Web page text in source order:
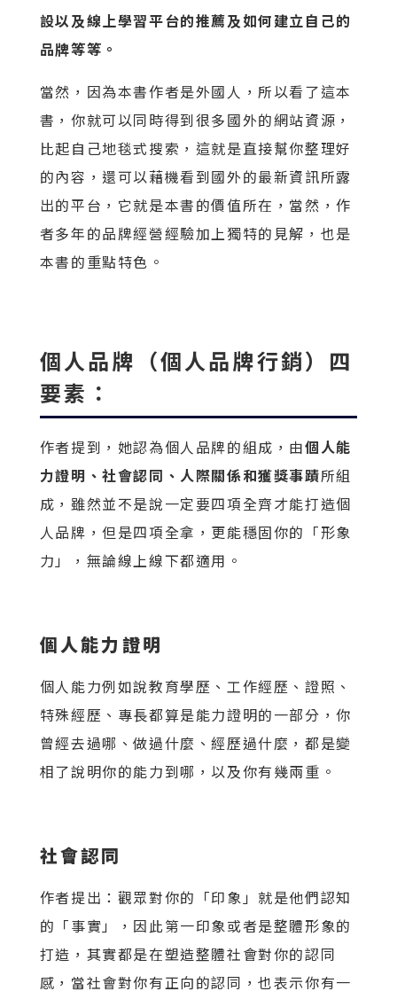
設以及線上學習平台的推薦及如何建立自己的
品牌等等。
當然，因為本書作者是外國人，所以看了這本
書，你就可以同時得到很多國外的網站資源，
比起自己地毯式搜索，這就是直接幫你整理好
的內容，還可以藉機看到國外的最新資訊所露
出的平台，它就是本書的價值所在，當然，作
者多年的品牌經營經驗加上獨特的見解，也是
本書的重點特色。
個人品牌（個人品牌行銷）四
要素：
作者提到，她認為個人品牌的組成，由個人能
力證明、社會認同、人際關係和獲獎事蹟所組
成，雖然並不是說一定要四項全齊才能打造個
人品牌，但是四項全拿，更能穩固你的「形象
力」，無論線上線下都適用。
個人能力證明
個人能力例如說教育學歷、工作經歷、證照、
特殊經歷、專長都算是能力證明的一部分，你
曾經去過哪、做過什麼、經歷過什麼，都是變
相了說明你的能力到哪，以及你有幾兩重。
社會認同
作者提出：觀眾對你的「印象」就是他們認知
的「事實」，因此第一印象或者是整體形象的
打造，其實都是在塑造整體社會對你的認同
感，當社會對你有正向的認同，也表示你有一